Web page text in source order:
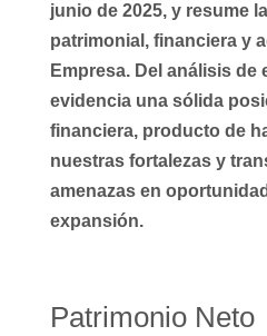
junio de 2025, y resume
patrimonial, financiera y
Empresa. Del análisis
evidencia una sólida
financiera, producto de
nuestras fortalezas y
amenazas en
expansión.
Patrimonio Neto